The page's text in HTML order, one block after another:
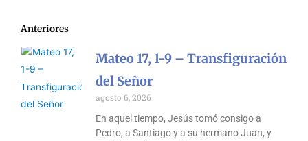
Anteriores
Mateo 17, 1-9 – Transfiguración
del Señor
agosto 6, 2026
En aquel tiempo, Jesús tomó consigo a
Pedro, a Santiago y a su hermano Juan, y